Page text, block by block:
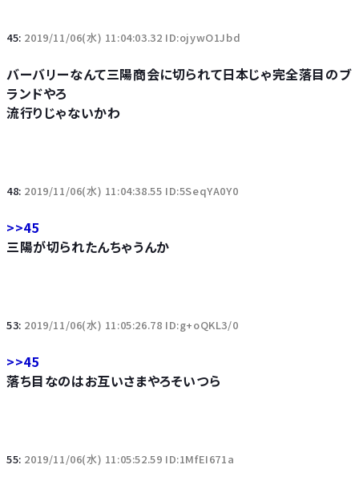
45: 2019/11/06(水) 11:04:03.32 ID:ojywO1Jbd
バーバリーなんて三陽商会に切られて日本じゃ完全落目のブ
ランドやろ
流行りじゃないかわ
48: 2019/11/06(水) 11:04:38.55 ID:5SeqYA0Y0
>>45
三陽が切られたんちゃうんか
53: 2019/11/06(水) 11:05:26.78 ID:g+oQKL3/0
>>45
落ち目なのはお互いさまやろそいつら
55: 2019/11/06(水) 11:05:52.59 ID:1MfEI671a